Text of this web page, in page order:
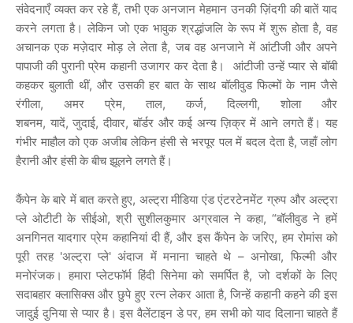
संवेदनाएँ व्यक्त कर रहे हैं, तभी एक अनजान मेहमान उनकी ज़िंदगी की बातें याद
करने लगता है। लेकिन जो एक भावुक श्रद्धांजलि के रूप में शुरू होता है,वह
अचानक एक मज़ेदार मोड़ ले लेता है, जब वह अनजाने में आंटीजी और अपने
पापाजी की पुरानी प्रेम कहानी उजागर कर देता है। आंटीजी उन्हें प्यार से बॉबी
कहकर बुलाती थीं,और उसकी हर बात के साथ बॉलीवुड फिल्मों के नाम जैसे
रंगीला, अमर प्रेम, ताल, कर्ज, दिल्लगी, शोला
और
शबनम, यादें,जुदाई,दीवार, बॉर्डर और कई अन्य ज़िक्र में आने लगते हैं। यह
गंभीर माहौल को एक अजीब लेकिन हंसी से भरपूर पल में बदल देता है,जहाँ लोग
हैरानी और हंसी के बीच झूलने लगते हैं।
कैंपेन के बारे में बात करते हुए, अल्ट्रा मीडिया एंड एंटरटेनमेंट ग्रुप और अल्ट्रा
प्ले ओटीटी के सीईओ,श्री सुशीलकुमार अग्रवाल ने कहा, “बॉलीवुड ने हमें
अनगिनत यादगार प्रेम कहानियां दी हैं,और इस कैंपेन के जरिए, हम रोमांस को
पूरी तरह'अल्ट्रा प्ले' अंदाज में मनाना चाहते थे – अनोखा, फिल्मी और
मनोरंजक। हमारा प्लेटफॉर्म हिंदी सिनेमा को समर्पित है,जो दर्शकों के लिए
सदाबहार क्लासिक्स और छुपे हुए रत्न लेकर आता है,जिन्हें कहानी कहने की इस
जादुई दुनिया से प्यार है। इस वैलेंटाइन डे पर,हम सभी को याद दिलाना चाहते हैं